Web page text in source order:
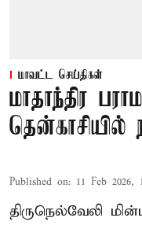
மாவட்ட செய்திகள்
மாதாந்திர
Published on: 11 Feb 2026,
திருநெல்வேலி